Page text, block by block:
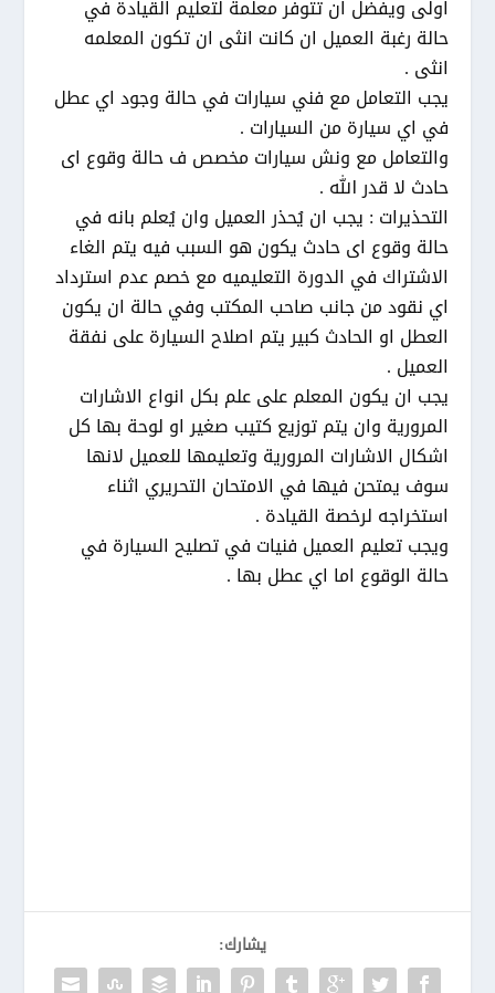
اولى ويفضل ان تتوفر معلمة لتعليم القيادة في
حالة رغبة العميل ان كانت انثى ان تكون المعلمه
انثى .
يجب التعامل مع فني سيارات في حالة وجود اي عطل
في اي سيارة من السيارات .
والتعامل مع ونش سيارات مخصص ف حالة وقوع اى
حادث لا قدر الله .
التحذيرات : يجب ان يُحذر العميل وان يُعلم بانه في
حالة وقوع اى حادث يكون هو السبب فيه يتم الغاء
الاشتراك في الدورة التعليميه مع خصم عدم استرداد
اي نقود من جانب صاحب المكتب وفي حالة ان يكون
العطل او الحادث كبير يتم اصلاح السيارة على نفقة
العميل .
يجب ان يكون المعلم على علم بكل انواع الاشارات
المرورية وان يتم توزيع كتيب صغير او لوحة بها كل
اشكال الاشارات المرورية وتعليمها للعميل لانها
سوف يمتحن فيها في الامتحان التحريري اثناء
استخراجه لرخصة القيادة .
ويجب تعليم العميل فنيات في تصليح السيارة في
حالة الوقوع اما اي عطل بها .
يشارك: